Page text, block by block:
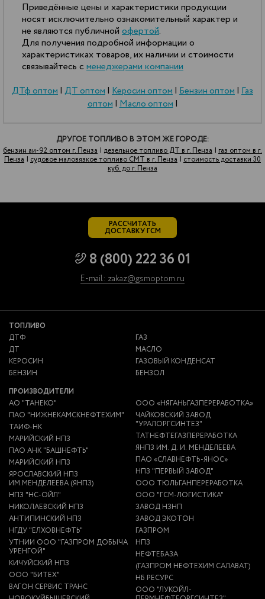
Приведённые цены и характеристики продукции
носят исключительно ознакомительный характер и
не являются публичной офертой.
Для получения подробной информации о
характеристиках товаров, их наличии и стоимости
связывайтесь с менеджерами компании
ДТф оптом| ДТ оптом| Керосин оптом| Бензин оптом| Газ
оптом|Масло оптом|
ДРУГОЕ ТОПЛИВО В ЭТОМ ЖЕ ГОРОДЕ:
бензин аи-92 оптом г. Пенза | дезельное топливо ДТ в г. Пенза | газ оптом в г.
Пенза | судовое маловязкое топливо СМТ в г. Пенза | стоимость доставки 30
куб. до г. Пенза
РАССЧИТАТЬ
ДОСТАВКУ ГСМ
8 (800) 222 36 01
E-mail: zakaz@gsmoptom.ru
ТОПЛИВО
ДТФ
ДТ
КЕРОСИН
БЕНЗИН
ГАЗ
МАСЛО
ГАЗОВЫЙ КОНДЕНСАТ
БЕНЗОЛ
ПРОИЗВОДИТЕЛИ
АО "ТАНЕКО"
ПАО "НИЖНЕКАМСКНЕФТЕХИМ"
ТАИФ-НК
МАРИЙСКИЙ НПЗ
ПАО АНК "БАШНЕФТЬ"
МАРИЙСКИЙ НПЗ
ЯРОСЛАВСКИЙ НПЗ
ИМ.МЕНДЕЛЕЕВА (ЯНПЗ)
НПЗ "НС-ОЙЛ"
НИКОЛАЕВСКИЙ НПЗ
АНТИПИНСКИЙ НПЗ
НГДУ "ЕЛХОВНЕФТЬ"
УТНИИ ООО "ГАЗПРОМ ДОБЫЧА
УРЕНГОЙ"
КИЧУЙСКИЙ НПЗ
ООО "БИТЕХ"
ВАГОН СЕРВИС ТРАНС
ООО «НЯГАНЬГАЗПЕРЕРАБОТКА»
ЧАЙКОВСКИЙ ЗАВОД
"УРАЛОРГСИНТЕЗ"
ТАТНЕФТЕГАЗПЕРЕРАБОТКА
ЯНПЗ ИМ. Д. И. МЕНДЕЛЕЕВА
ПАО «СЛАВНЕФТЬ-ЯНОС»
НПЗ "ПЕРВЫЙ ЗАВОД"
ООО ТЮЛЬГАНПЕРЕРАБОТКА
ООО "ГСМ-ЛОГИСТИКА"
ЗАВОД НЗНП
ЗАВОД ЭКОТОН
ГАЗПРОМ
НПЗ
НЕФТЕБАЗА
(ГАЗПРОМ НЕФТЕХИМ САЛАВАТ)
НБ РЕСУРС
ООО "ЛУКОЙЛ-